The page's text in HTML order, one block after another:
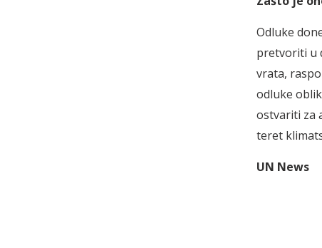
Odluke
pretvoriti u
vrata,
odluke
ostvariti za
teret
UN News